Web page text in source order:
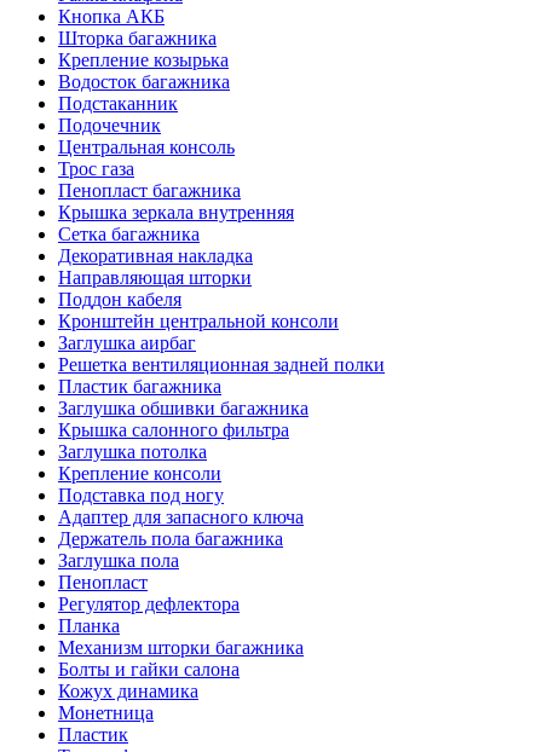
Кнопка АКБ
Шторка багажника
Крепление козырька
Водосток багажника
Подстаканник
Подочечник
Центральная консоль
Трос газа
Пенопласт багажника
Крышка зеркала внутренняя
Сетка багажника
Декоративная накладка
Направляющая шторки
Поддон кабеля
Кронштейн центральной консоли
Заглушка аирбаг
Решетка вентиляционная задней полки
Пластик багажника
Заглушка обшивки багажника
Крышка салонного фильтра
Заглушка потолка
Крепление консоли
Подставка под ногу
Адаптер для запасного ключа
Держатель пола багажника
Заглушка пола
Пенопласт
Регулятор дефлектора
Планка
Механизм шторки багажника
Болты и гайки салона
Кожух динамика
Монетница
Пластик